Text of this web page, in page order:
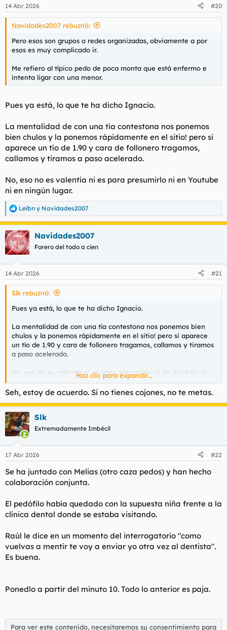
14 Abr 2026 #20
Navidades2007 rebuznó:
Pero esos son grupos o redes organizadas, obviamente a por
esos es muy complicado ir.
Me refiero al típico pedo de poca monta que está enfermo e
intenta ligar con una menor.
Pues ya está, lo que te ha dicho Ignacio.
La mentalidad de con una tía contestona nos ponemos
bien chulos y la ponemos rápidamente en el sitio! pero si
aparece un tío de 1.90 y cara de follonero tragamos,
callamos y tiramos a paso acelerado.
No, eso no es valentía ni es para presumirlo ni en Youtube
ni en ningún lugar.
R
e
a
c
c
i
e
s
Leibn y Navidades2007
Navidades2007
Forero del todo a cien
14 Abr 2026 #21
Slk rebuznó:
Pues ya está, lo que te ha dicho Ignacio.
La mentalidad de con una tía contestona nos ponemos bien
chulos y la ponemos rápidamente en el sitio! pero si aparece
un tío de 1.90 y cara de follonero tragamos, callamos y tiramos
a paso acelerado.
No, eso no es valentía ni es para presumirlo ni en Youtube ni
en ningún lugar.
Haz clic para expandir...
Seh, estoy de acuerdo. Si no tienes cojones, no te metas.
Slk
Extremadamente Imbécil
17 Abr 2026 #22
Se ha juntado con Melias (otro caza pedos) y han hecho
colaboración conjunta.
El pedófilo había quedado con la supuesta niña frente a la
clínica dental donde se estaba visitando.
Raúl le dice en un momento del interrogatorio "como
vuelvas a mentir te voy a enviar yo otra vez al dentista".
Es buena.
Ponedlo a partir del minuto 10. Todo lo anterior es paja.
Para ver este contenido, necesitaremos su consentimiento para